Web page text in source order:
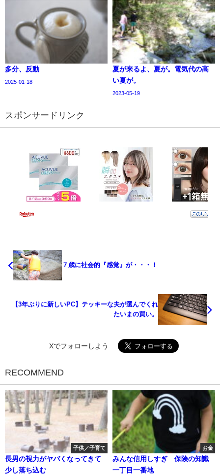
多分、反動
2025-01-18
夏が来るよ、夏が。電気代の高
い夏が。
2023-05-19
スポンサードリンク
７歳に社会的『感覚』が・・・！
【3年ぶりに新しいPC】テッキーな夫が選んでくれ
たいまの買い。
Xでフォローしよう
RECOMMEND
子供／子育て
長男の視力がヤバくなってきて
少し落ち込む
お金
みんな信用しすぎ 保険の知識
一丁目一番地